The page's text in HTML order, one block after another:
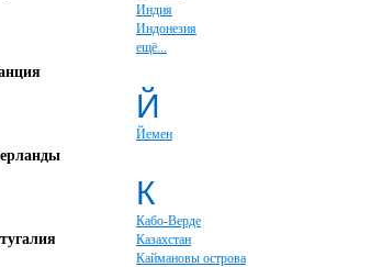
Индия
Индонезия
ещё...
Й
Йемен
К
Кабо-Верде
Казахстан
Каймановы острова